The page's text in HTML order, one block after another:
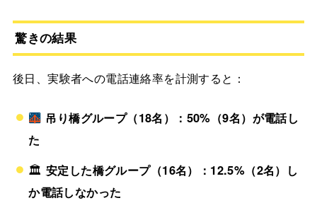
驚きの結果
後日、実験者への電話連絡率を計測すると：
吊り橋グループ（18名）：50%（9名）が電話し
た
🏛 安定した橋グループ（16名）：12.5%（2名）し
か電話しなかった